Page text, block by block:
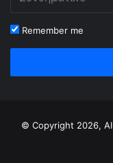
Remember me
© Copyright 2026,